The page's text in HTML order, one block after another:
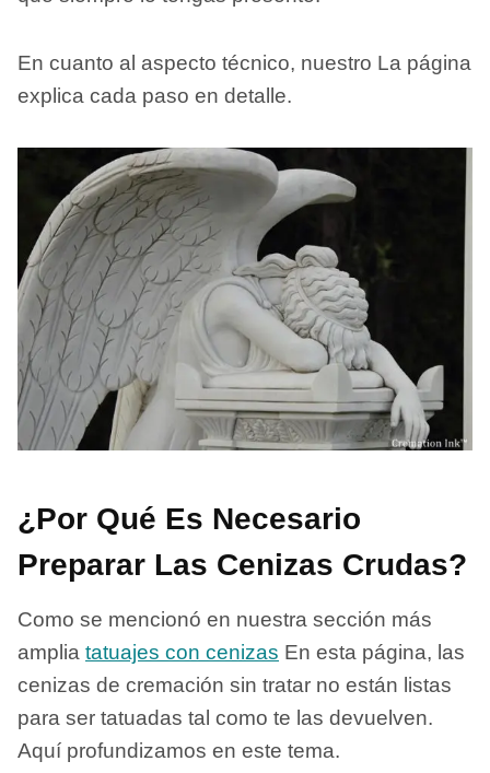
En cuanto al aspecto técnico, nuestro La página
explica cada paso en detalle.
¿Por Qué Es Necesario
Preparar Las Cenizas Crudas?
Como se mencionó en nuestra sección más
amplia tatuajes con cenizas En esta página, las
cenizas de cremación sin tratar no están listas
para ser tatuadas tal como te las devuelven.
Aquí profundizamos en este tema.